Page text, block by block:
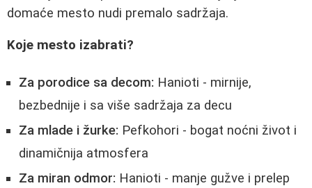
domaće mesto nudi premalo sadržaja.
Koje mesto izabrati?
Za porodice sa decom: Hanioti - mirnije,
bezbednije i sa više sadržaja za decu
Za mlade i žurke: Pefkohori - bogat noćni život i
dinamičnija atmosfera
Za miran odmor: Hanioti - manje gužve i prelep